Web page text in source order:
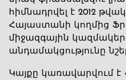
հիմնադրվել է 2012
Հայաստանի կողմից
միջազգային
անդամակցությունը
Կայքը կառավարվում